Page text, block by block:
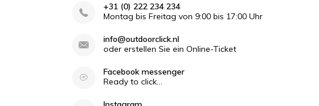
+31 (0) 222 234 234
Montag bis Freitag von 9:00 bis 17:00 Uhr
info@outdoorclick.nl
oder erstellen Sie ein Online-Ticket
Facebook messenger
Ready to click...